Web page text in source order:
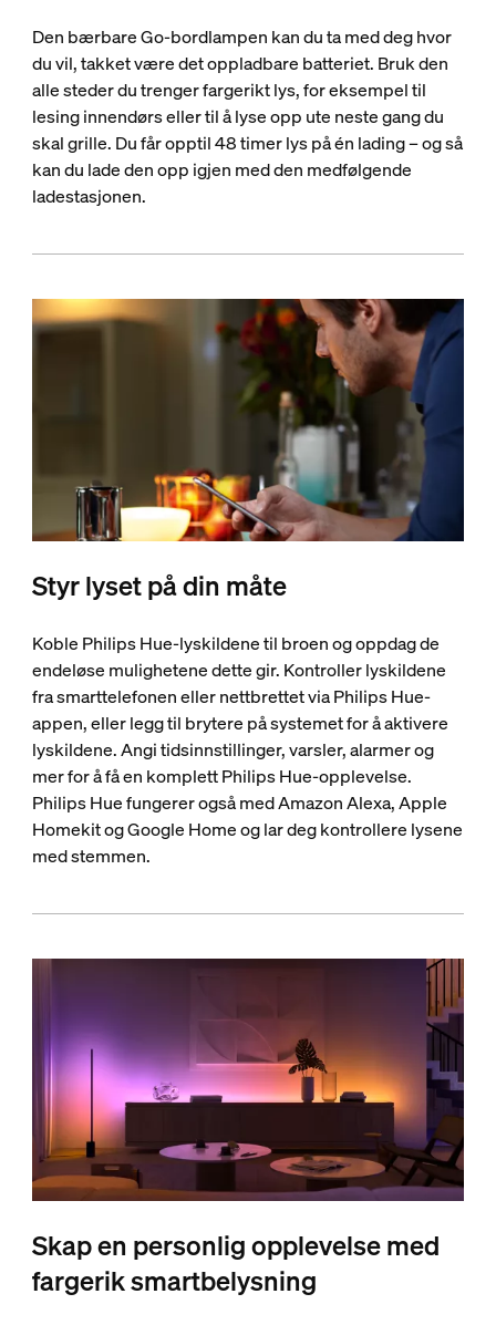
Den bærbare Go-bordlampen kan du ta med deg hvor
du vil, takket være det oppladbare batteriet. Bruk den
alle steder du trenger fargerikt lys, for eksempel til
lesing innendørs eller til å lyse opp ute neste gang du
skal grille. Du får opptil 48 timer lys på én lading – og så
kan du lade den opp igjen med den medfølgende
ladestasjonen.
Styr lyset på din måte
Koble Philips Hue-lyskildene til broen og oppdag de
endeløse mulighetene dette gir. Kontroller lyskildene
fra smarttelefonen eller nettbrettet via Philips Hue-
appen, eller legg til brytere på systemet for å aktivere
lyskildene. Angi tidsinnstillinger, varsler, alarmer og
mer for å få en komplett Philips Hue-opplevelse.
Philips Hue fungerer også med Amazon Alexa, Apple
Homekit og Google Home og lar deg kontrollere lysene
med stemmen.
Skap en personlig opplevelse med
fargerik smartbelysning